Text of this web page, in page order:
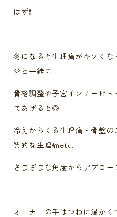
はず❗️
冬になると生理痛がキツくな
ジと一緒に
骨格調整や子宮インナービ
てあげると◎
冷えからくる生理痛・骨盤
質的な生理痛etc.
さまざまな角度からアプロー
オーナーの手はつねに温か